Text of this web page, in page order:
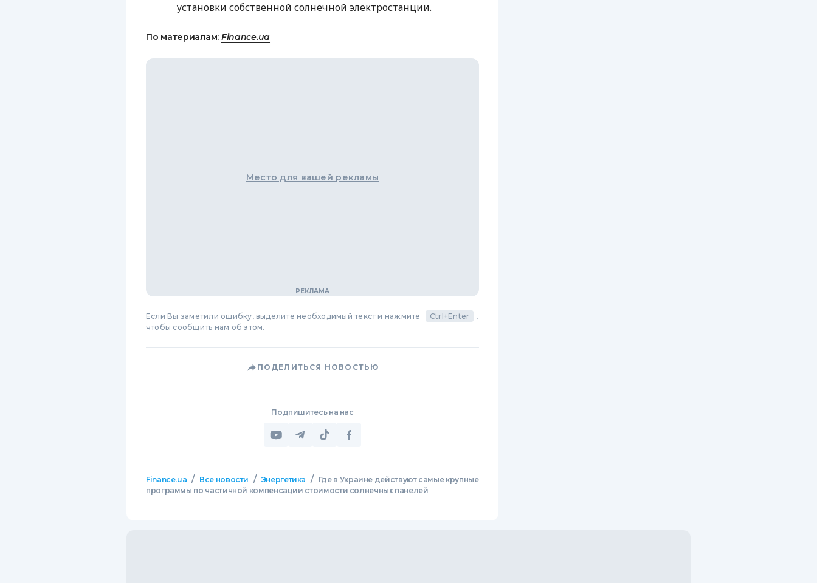
установки собственной солнечной электростанции.
По материалам: Finance.ua
Место для вашей рекламы
Если Вы заметили ошибку, выделите необходимый текст и нажмите Ctrl+Enter
,
чтобы сообщить нам об этом.
ПОДЕЛИТЬСЯ НОВОСТЬЮ
Подпишитесь на нас
Finance.ua / Все новости / Энергетика /
Где в Украине действуют самые крупные
программы по частичной компенсации стоимости солнечных панелей